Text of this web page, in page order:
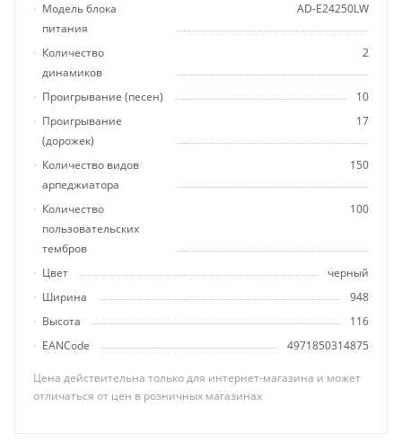
Модель блока
питания
AD-E24250LW
Количество
динамиков
2
Проигрывание (песен)
10
Проигрывание
(дорожек)
17
Количество видов
арпеджиатора
150
Количество
пользовательских
тембров
100
Цвет
черный
Ширина
948
Высота
116
EANCode
4971850314875
Цена действительна только для интернет-магазина и может
отличаться от цен в розничных магазинах